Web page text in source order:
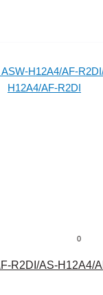
0
R2DI/AS-H12A4/